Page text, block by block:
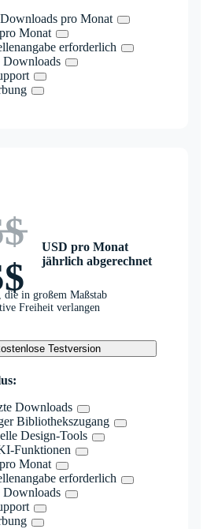
pro Monat
Monat
erforderlich
Downloads
USD pro Monat
jährlich abgerechnet
in großem Maßstab
Freiheit verlangen
Testversion
Downloads
Bibliothekszugang
Design-Tools
Funktionen
Monat
erforderlich
Downloads